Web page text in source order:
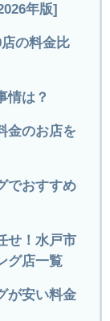
年版]
の料金比
情は？
金のお店を
でおすすめ
せ！水戸市
グ店一覧
が安い料金